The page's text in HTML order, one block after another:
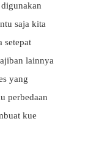
saja kita
setepat
lainnya
yang
perbedaan
kue